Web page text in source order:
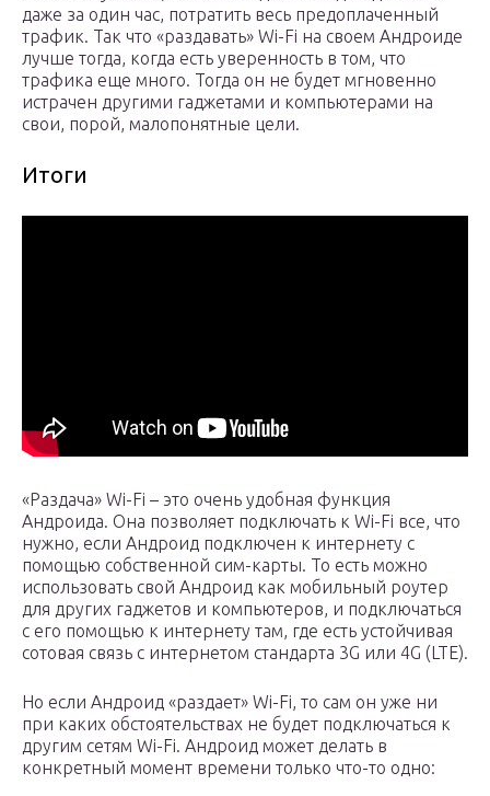
даже за один час, потратить весь предоплаченный
трафик. Так что «раздавать» Wi-Fi на своем Андроиде
лучше тогда, когда есть уверенность в том, что
трафика еще много. Тогда он не будет мгновенно
истрачен другими гаджетами и компьютерами на
свои, порой, малопонятные цели.
Итоги
«Раздача» Wi-Fi – это очень удобная функция
Андроида. Она позволяет подключать к Wi-Fi все, что
нужно, если Андроид подключен к интернету с
помощью собственной сим-карты. То есть можно
использовать свой Андроид как мобильный роутер
для других гаджетов и компьютеров, и подключаться
с его помощью к интернету там, где есть устойчивая
сотовая связь с интернетом стандарта 3G или 4G (LTE).
Но если Андроид «раздает» Wi-Fi, то сам он уже ни
при каких обстоятельствах не будет подключаться к
другим сетям Wi-Fi. Андроид может делать в
конкретный момент времени только что-то одно: